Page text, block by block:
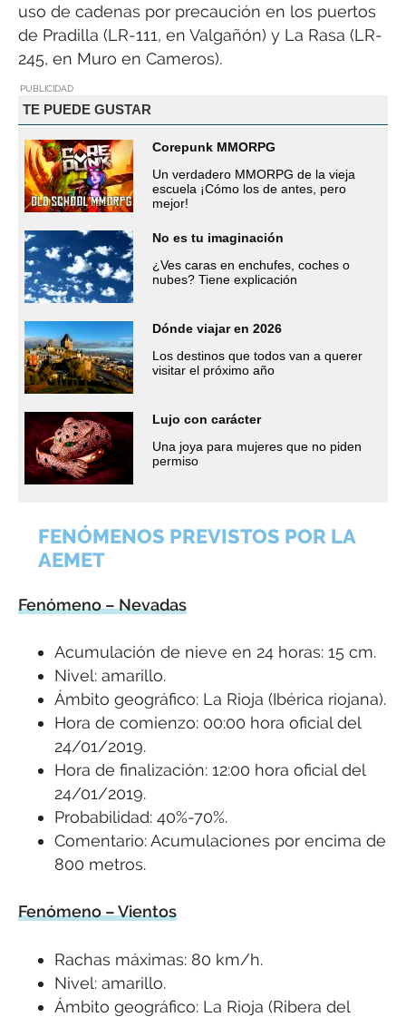
uso de cadenas por precaución en los puertos
de Pradilla (LR-111, en Valgañón) y La Rasa (LR-
245, en Muro en Cameros).
PUBLICIDAD
TE PUEDE GUSTAR
Corepunk MMORPG
Un verdadero MMORPG de la vieja
escuela ¡Cómo los de antes, pero
mejor!
No es tu imaginación
¿Ves caras en enchufes, coches o
nubes? Tiene explicación
Dónde viajar en 2026
Los destinos que todos van a querer
visitar el próximo año
Lujo con carácter
Una joya para mujeres que no piden
permiso
FENÓMENOS PREVISTOS POR LA
AEMET
Fenómeno – Nevadas
Acumulación de nieve en 24 horas: 15 cm.
Nivel: amarillo.
Ámbito geográfico: La Rioja (Ibérica riojana).
Hora de comienzo: 00:00 hora oficial del
24/01/2019.
Hora de finalización: 12:00 hora oficial del
24/01/2019.
Probabilidad: 40%-70%.
Comentario: Acumulaciones por encima de
800 metros.
Fenómeno – Vientos
Rachas máximas: 80 km/h.
Nivel: amarillo.
Ámbito geográfico: La Rioja (Ribera del